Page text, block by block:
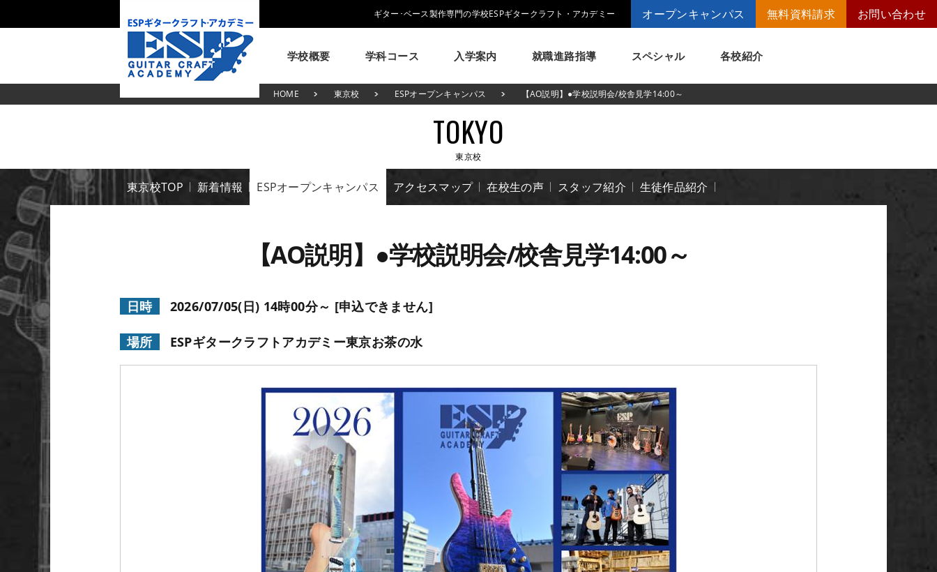
ギター･ベース製作専門の学校ESPギタークラフト・アカデミー オープンキャンパス 無料資料請求 お問い合わせ
学校概要
学校概要
ESPヒストリー 学校の特長
学科コース
学科コース
入学案内
入学案内
学費について 学生マンション
就職進路指導
就職進路指導
就職実績 卒業生紹介
スペシャル
ESPについて
来校アーティスト
GCAの人気動画紹介
各校紹介
HOME 東京校 ESPオープンキャンパス 【AO説明】●学校説明会/校舎見学14:00～
TOKYO
東京校
東京校TOP 新着情報 ESPオープンキャンパス アクセスマップ 在校生の声 スタッフ紹介 生徒作品紹介
【AO説明】●学校説明会/校舎見学14:00～
日時 2026/07/05(日) 14時00分～ [申込できません]
場所 ESPギタークラフトアカデミー東京お茶の水